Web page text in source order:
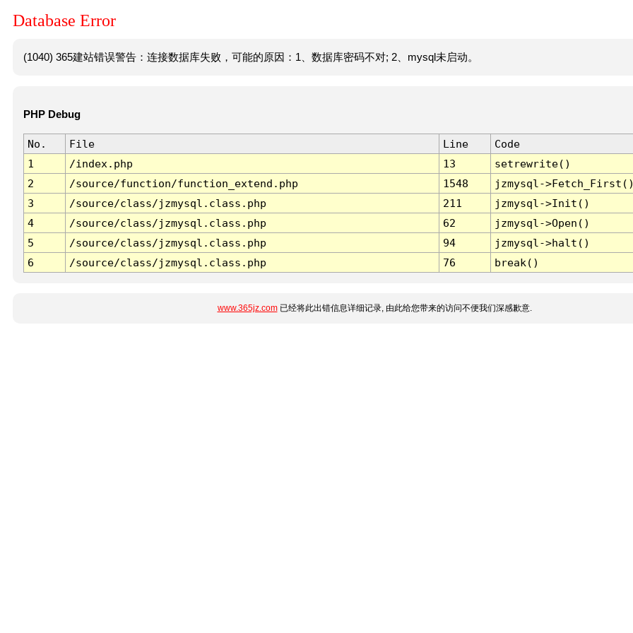
Database Error
(1040) 365建站错误警告：连接数据库失败，可能的原因：1、数据库密码不对; 2、mysql未启动。
PHP Debug
No. File Line
Code
1
/index.php 13
setrewrite()
2
/source/function/function_extend.php 1548
jzmysql-
3
/source/class/jzmysql.class.php 211
jzmysql->Init()
4
/source/class/jzmysql.class.php 62
jzmysql->Open()
5
/source/class/jzmysql.class.php 94
jzmysql->halt()
6
/source/class/jzmysql.class.php 76 break()
www.365jz.com已经将此出错信息详细记录, 由此给您带来的访问不便我们深感歉意.